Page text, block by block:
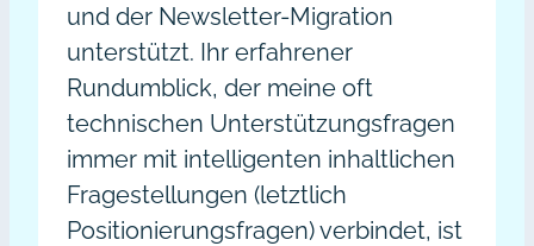
und der Newsletter-Migration
unterstützt. Ihr erfahrener
Rundumblick, der meine oft
technischen Unterstützungsfragen
immer mit intelligenten inhaltlichen
Fragestellungen (letztlich
Positionierungsfragen) verbindet, ist